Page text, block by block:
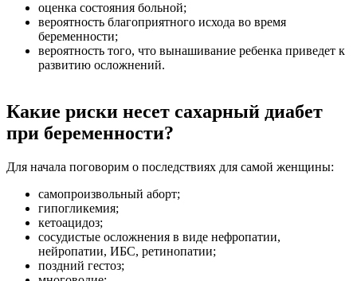
оценка состояния больной;
вероятность благоприятного исхода во время
беременности;
вероятность того, что вынашивание ребенка приведет к
развитию осложнений.
Какие риски несет сахарный диабет
при беременности?
Для начала поговорим о последствиях для самой женщины:
самопроизвольный аборт;
гипогликемия;
кетоацидоз;
сосудистые осложнения в виде нефропатии,
нейропатии, ИБС, ретинопатии;
поздний гестоз;